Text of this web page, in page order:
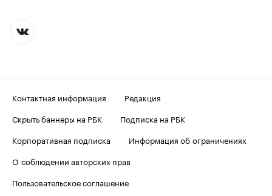
Контактная информация
Редакция
Скрыть баннеры на РБК
Подписка на РБК
Корпоративная подписка
Информация об ограничениях
О соблюдении авторских прав
Пользовательское соглашение